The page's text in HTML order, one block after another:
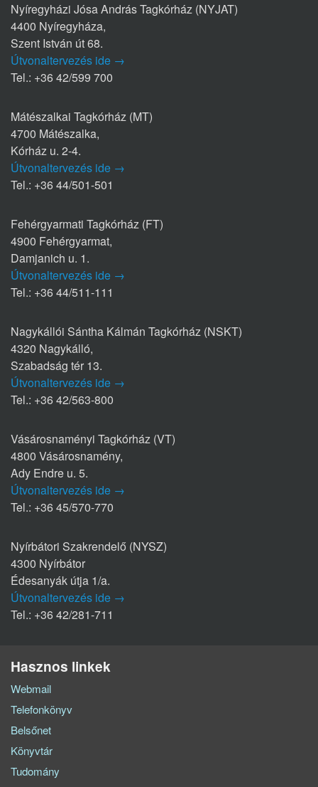
Nyíregyházi Jósa András Tagkórház (NYJAT)
4400 Nyíregyháza,
Szent István út 68.
Útvonaltervezés ide →
Tel.: +36 42/599 700
Mátészalkai Tagkórház (MT)
4700 Mátészalka,
Kórház u. 2-4.
Útvonaltervezés ide →
Tel.: +36 44/501-501
Fehérgyarmati Tagkórház (FT)
4900 Fehérgyarmat,
Damjanich u. 1.
Útvonaltervezés ide →
Tel.: +36 44/511-111
Nagykállói Sántha Kálmán Tagkórház (NSKT)
4320 Nagykálló,
Szabadság tér 13.
Útvonaltervezés ide →
Tel.: +36 42/563-800
Vásárosnaményi Tagkórház (VT)
4800 Vásárosnamény,
Ady Endre u. 5.
Útvonaltervezés ide →
Tel.: +36 45/570-770
Nyírbátori Szakrendelő (NYSZ)
4300 Nyírbátor
Édesanyák útja 1/a.
Útvonaltervezés ide →
Tel.: +36 42/281-711
Hasznos linkek
Webmail
Telefonkönyv
Belsőnet
Könyvtár
Tudomány